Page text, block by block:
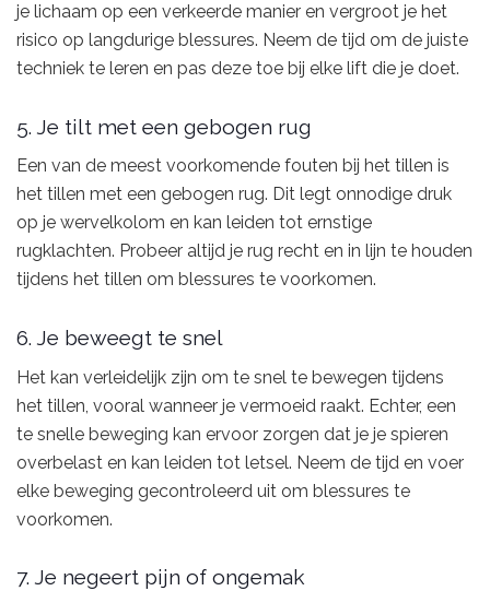
je lichaam op een verkeerde manier en vergroot je het
risico op langdurige blessures. Neem de tijd om de juiste
techniek te leren en pas deze toe bij elke lift die je doet.
5. Je tilt met een gebogen rug
Een van de meest voorkomende fouten bij het tillen is
het tillen met een gebogen rug. Dit legt onnodige druk
op je wervelkolom en kan leiden tot ernstige
rugklachten. Probeer altijd je rug recht en in lijn te houden
tijdens het tillen om blessures te voorkomen.
6. Je beweegt te snel
Het kan verleidelijk zijn om te snel te bewegen tijdens
het tillen, vooral wanneer je vermoeid raakt. Echter, een
te snelle beweging kan ervoor zorgen dat je je spieren
overbelast en kan leiden tot letsel. Neem de tijd en voer
elke beweging gecontroleerd uit om blessures te
voorkomen.
7. Je negeert pijn of ongemak